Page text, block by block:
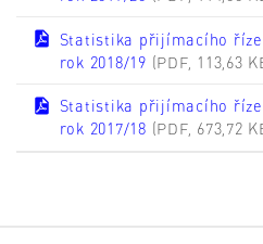
Statistika přijímacího
rok 2018/19 (PDF, 113,63
Statistika přijímacího
rok 2017/18 (PDF, 673,72